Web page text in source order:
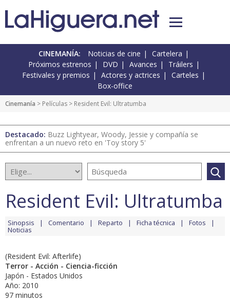
CINEMANÍA: Noticias de cine
Cartelera
Próximos estrenos
DVD Avances
Tráilers
Festivales y premios
Actores y actrices
Carteles
Box-office
Cinemanía > Películas > Resident Evil: Ultratumba
Destacado: Buzz Lightyear, Woody, Jessie y compañía se
enfrentan a un nuevo reto en 'Toy story 5'
Resident Evil: Ultratumba
Sinopsis Comentario Reparto Ficha técnica Fotos
Noticias
(Resident Evil: Afterlife)
Terror - Acción - Ciencia-ficción
Japón - Estados Unidos
Año: 2010
97 minutos